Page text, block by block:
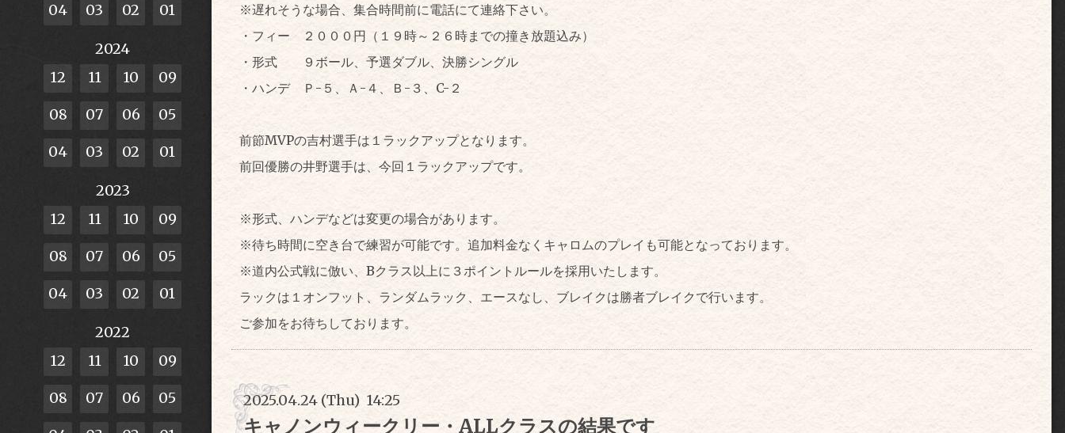
※遅れそうな場合、集合時間前に電話にて連絡下さい。
・フィー ２０００円（１９時～２６時までの撞き放題込み）
・形式 ９ボール、予選ダブル、決勝シングル
・ハンデ Ｐ-５、Ａ-４、Ｂ-３、C-２
前節MVPの吉村選手は１ラックアップとなります。
前回優勝の井野選手は、今回１ラックアップです。
※形式、ハンデなどは変更の場合があります。
※待ち時間に空き台で練習が可能です。追加料金なくキャロムのプレイも可能となっております。
※道内公式戦に倣い、Bクラス以上に３ポイントルールを採用いたします。
ラックは１オンフット、ランダムラック、エースなし、ブレイクは勝者ブレイクで行います。
ご参加をお待ちしております。
2025.04.24 (Thu) 14:25
キャノンウィークリー・ALLクラスの結果です
04 03 02 01
2024
12
11 10 09
08 07 06 05
04 03 02 01
2023
12
11 10 09
08 07 06 05
04 03 02 01
2022
12
11 10 09
08 07 06 05